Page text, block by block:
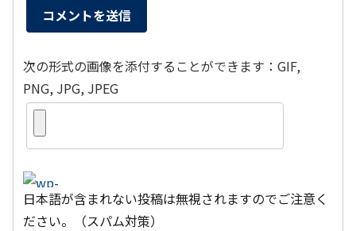
次の形式の画像を添付することができます：GIF,
PNG, JPG, JPEG
日本語が含まれない投稿は無視されますのでご注意く
ださい。（スパム対策）